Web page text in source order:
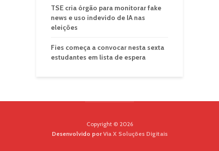
TSE cria órgão para monitorar fake
news e uso indevido de IA nas
eleições
Fies começa a convocar nesta sexta
estudantes em lista de espera
Copyright © 2026
Desenvolvido porVia X Soluções Digitais